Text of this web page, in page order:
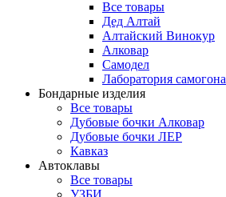
Все товары
Дед Алтай
Алтайский Винокур
Алковар
Самодел
Лаборатория самогона
Бондарные изделия
Все товары
Дубовые бочки Алковар
Дубовые бочки ЛЕР
Кавказ
Автоклавы
Все товары